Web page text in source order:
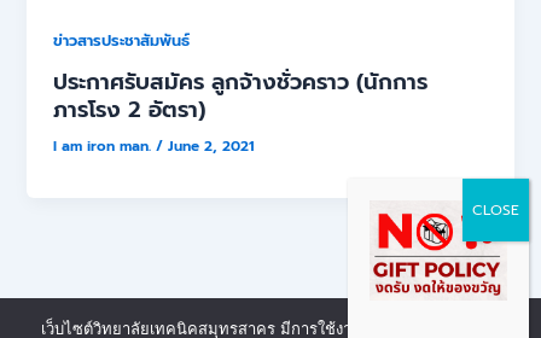
ข่าวสารประชาสัมพันธ์
ประกาศรับสมัคร ลูกจ้างชั่วคราว (นักการ
ภารโรง 2 อัตรา)
I am iron man./June 2, 2021
เว็บไซต์วิทยาลัยเทคนิคสมุทรสาคร มีการใช้งานเทคโนโลยีคุกกี้ หรือ